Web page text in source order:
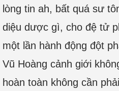
lòng tin ah, bất quá sư
diệu dược gì, cho đệ tử
một lần hành động đột
Vũ Hoàng cảnh giới
hoàn toàn không cần